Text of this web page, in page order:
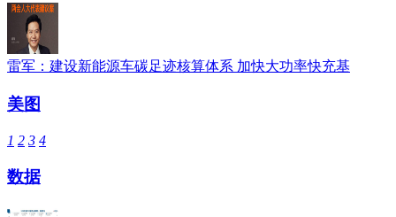
雷军：建设新能源车碳足迹核算体系 加快大功率快充基
美图
1 2 3 4
数据